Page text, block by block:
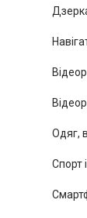
Одяг,
Спорт